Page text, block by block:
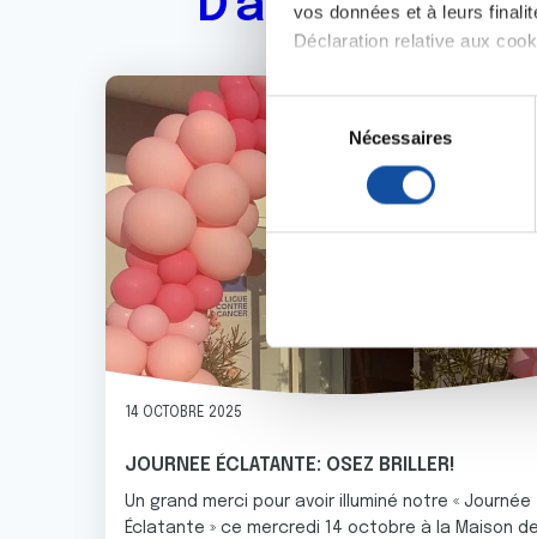
vos données et à leurs
Déclaration relative aux
Si vous le permettez, nous
Collecter des
digitales).
Pour en savoir plus sur le
. Vous pouvez
partenaires de médias
vous leur avez fournies ou
S
é
e
c
t
n
u
o
s
Nécessaires
Image
14 OCTOBRE 2025
JOURNEE ÉCLATANTE: OSEZ BRILLER!
Un grand merci pour avoir illuminé notre « Journée
Éclatante » ce mercredi 14 octobre à la Maison de